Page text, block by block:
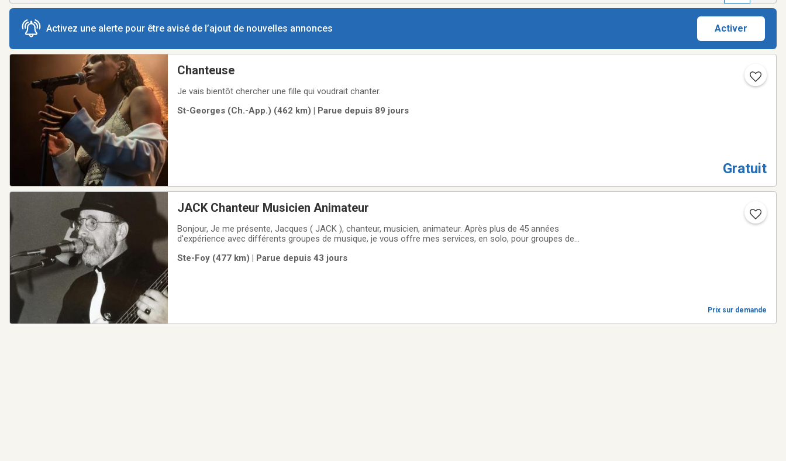
Activez une alerte pour être avisé de l’ajout de nouvelles annonces Activer
Chanteuse
Je vais bientôt chercher une fille qui voudrait chanter.
St-Georges (Ch.-App.) (462 km) | Parue depuis 89 jours
Gratuit
JACK Chanteur Musicien Animateur
Bonjour, Je me présente, Jacques ( JACK ), chanteur, musicien, animateur. Après plus de 45 années
d'expérience avec différents groupes de musique, je vous offre mes services, en solo, pour groupes de
pourrions regarder ensemble vos besoins pour
Ste-Foy (477 km) | Parue depuis 43 jours
Prix sur demande